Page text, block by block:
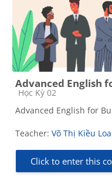
Advanced English
Course category
Học Kỳ 02
Advanced English for
Teacher: Võ Thị Kiều
Click to enter this